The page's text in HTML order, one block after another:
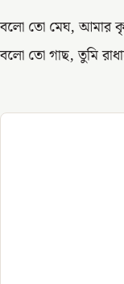
বলো তো মেঘ, আমার
বলো তো গাছ, তুমি